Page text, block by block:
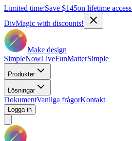
Limited time:Save $145on lifetime access
DivMagic with discounts!
Make design
SimpleNowLiveFunMatterSimple
Produkter
Lösningar
DokumentVanliga frågorKontakt
Logga in